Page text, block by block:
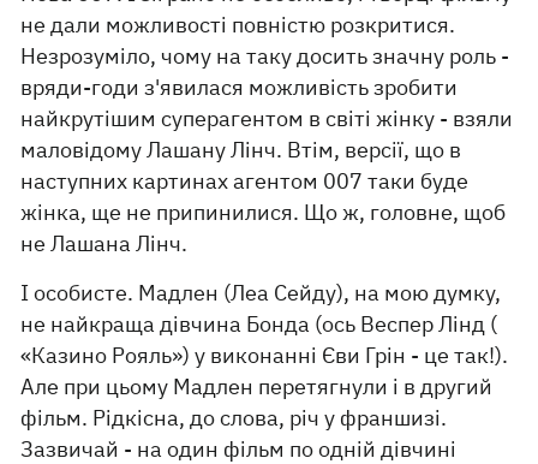
не дали можливості повністю розкритися.
Незрозуміло, чому на таку досить значну роль -
вряди-годи з'явилася можливість зробити
найкрутішим суперагентом в світі жінку - взяли
маловідому Лашану Лінч. Втім, версії, що в
наступних картинах агентом 007 таки буде
жінка, ще не припинилися. Що ж, головне, щоб
не Лашана Лінч.
І особисте. Мадлен (Леа Сейду), на мою думку,
не найкраща дівчина Бонда (ось Веспер Лінд (
«Казино Рояль») у виконанні Єви Грін - це так!).
Але при цьому Мадлен перетягнули і в другий
фільм. Рідкісна, до слова, річ у франшизі.
Зазвичай - на один фільм по одній дівчині